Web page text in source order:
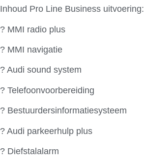
Inhoud Pro Line Business uitvoering:
? MMI radio plus
? MMI navigatie
? Audi sound system
? Telefoonvoorbereiding
? Bestuurdersinformatiesysteem
? Audi parkeerhulp plus
? Diefstalalarm